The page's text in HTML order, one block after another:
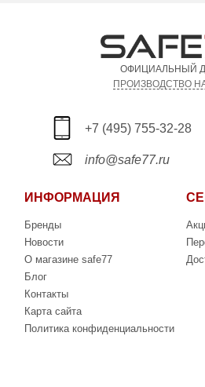
ОФИЦИАЛЬНЫЙ
ПРОИЗВОДСТВО
+7 (495) 755-32-28
info@safe77.ru
ИНФОРМАЦИЯ
Бренды
Новости
О магазине safe77
Блог
Контакты
Карта сайта
Политика конфиденциальности